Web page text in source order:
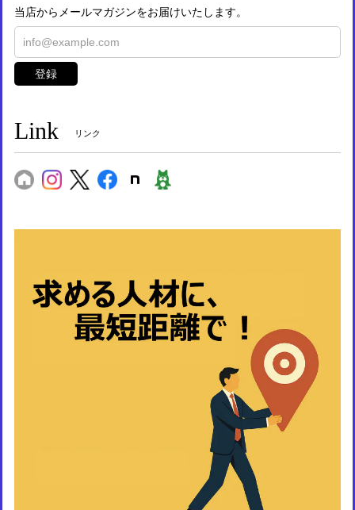
当店からメールマガジンをお届けいたします。
登録
Link リンク